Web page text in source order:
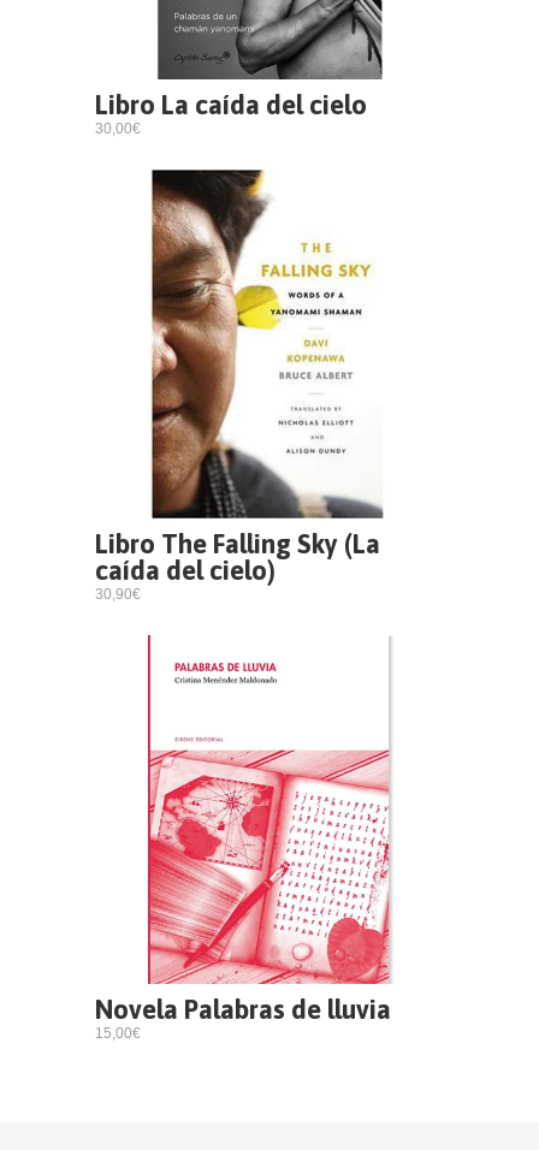
Libro La caída del cielo
30,00€
Libro The Falling Sky (La
caída del cielo)
30,90€
Novela Palabras de lluvia
15,00€